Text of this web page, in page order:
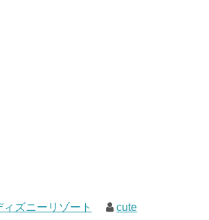
ィズニーリゾート cute